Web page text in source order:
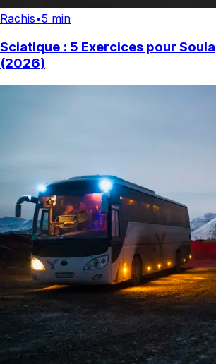
Rachis•5 min
Sciatique : 5 Exercices pour
(2026)